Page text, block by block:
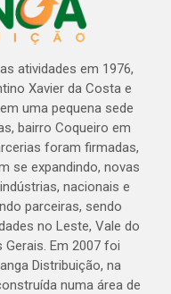
atividades em 1976,
Xavier da Costa e
uma pequena sede
bairro Coqueiro em
foram firmadas,
se expandindo, novas
nacionais e
parceiras, sendo
no Leste, Vale do
Em 2007 foi
Distribuição, na
numa área de